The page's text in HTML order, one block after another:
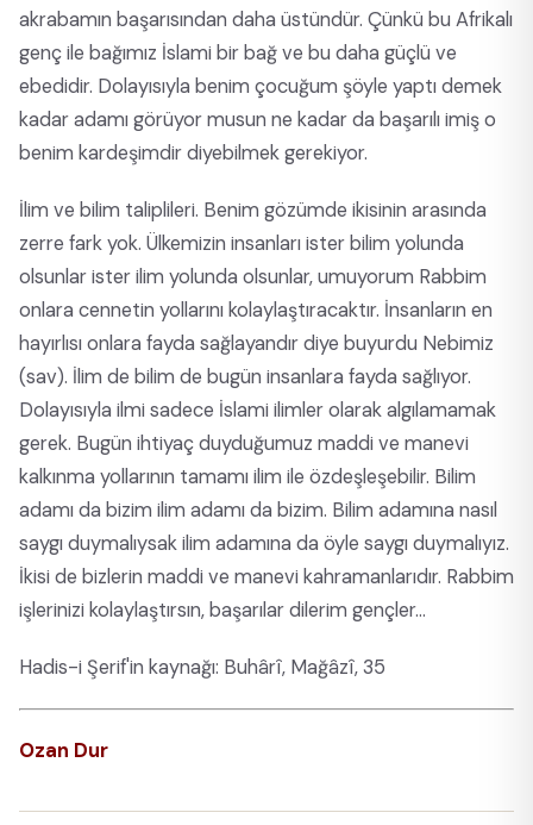
akrabamın başarısından daha üstündür. Çünkü bu Afrikalı
genç ile bağımız İslami bir bağ ve bu daha güçlü ve
ebedidir. Dolayısıyla benim çocuğum şöyle yaptı demek
kadar adamı görüyor musun ne kadar da başarılı imiş o
benim kardeşimdir diyebilmek gerekiyor.
İlim ve bilim taliplileri. Benim gözümde ikisinin arasında
zerre fark yok. Ülkemizin insanları ister bilim yolunda
olsunlar ister ilim yolunda olsunlar, umuyorum Rabbim
onlara cennetin yollarını kolaylaştıracaktır. İnsanların en
hayırlısı onlara fayda sağlayandır diye buyurdu Nebimiz
(sav). İlim de bilim de bugün insanlara fayda sağlıyor.
Dolayısıyla ilmi sadece İslami ilimler olarak algılamamak
gerek. Bugün ihtiyaç duyduğumuz maddi ve manevi
kalkınma yollarının tamamı ilim ile özdeşleşebilir. Bilim
adamı da bizim ilim adamı da bizim. Bilim adamına nasıl
saygı duymalıysak ilim adamına da öyle saygı duymalıyız.
İkisi de bizlerin maddi ve manevi kahramanlarıdır. Rabbim
işlerinizi kolaylaştırsın, başarılar dilerim gençler…
Hadis-i Şerif'in kaynağı: Buhârî, Mağâzî, 35
Ozan Dur